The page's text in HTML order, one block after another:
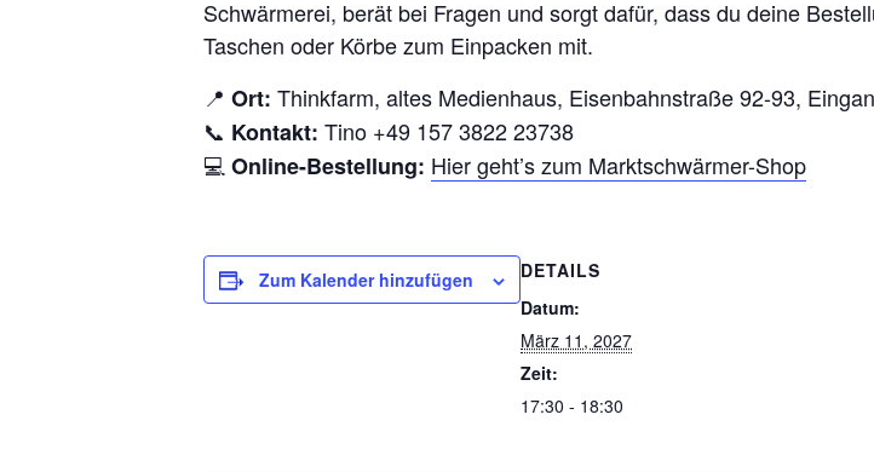
Schwärmerei, berät bei Fragen und sorgt dafür, dass du deine
Taschen oder Körbe zum Einpacken mit.
📍 Ort: Thinkfarm, altes Medienhaus, Eisenbahnstraße 92-93,
📞 Kontakt: Tino +49 157 3822 23738
💻 Online-Bestellung: Hier geht’s zum Marktschwärmer-Shop
Zum Kalender hinzufügen
DETAILS
Datum:
März 11, 2027
Zeit:
17:30 - 18:30